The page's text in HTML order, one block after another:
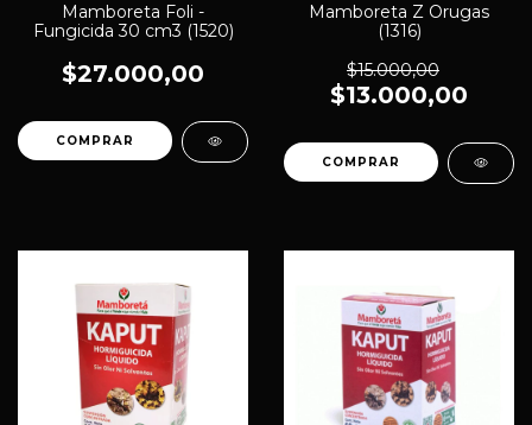
Mamboreta Foli -
Fungicida 30 cm3 (1520)
$27.000,00
Mamboreta Z Orugas
(1316)
$15.000,00
$13.000,00